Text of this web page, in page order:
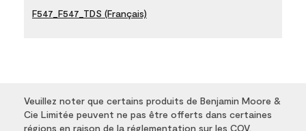
F547_F547_TDS (Français)
Veuillez noter que certains produits de Benjamin Moore &
Cie Limitée peuvent ne pas être offerts dans certaines
régions en raison de la réglementation sur les COV.